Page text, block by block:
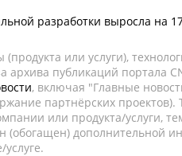
разработки выросла на
или услуги),
архива публикаций портала
, включая "Главные
партнёрских
или продукта/услуги,
дополнительной